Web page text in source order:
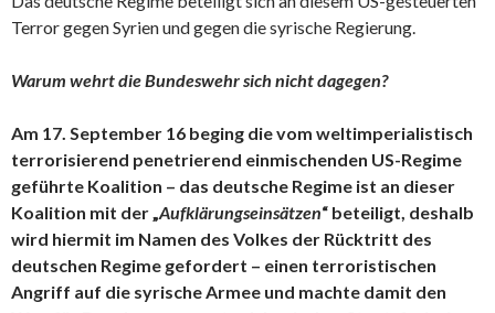
Terror gegen Syrien und gegen die syrische Regierung.
Warum wehrt die Bundeswehr sich nicht dagegen?
Am 17. September 16 beging die vom weltimperialistisch
terrorisierend penetrierend einmischenden US-Regime
geführte Koalition – das deutsche Regime ist an dieser
Koalition mit der „Aufklärungseinsätzen“ beteiligt, deshalb
wird hiermit im Namen des Volkes der Rücktritt des
deutschen Regime gefordert – einen terroristischen
Angriff auf die syrische Armee und machte damit den